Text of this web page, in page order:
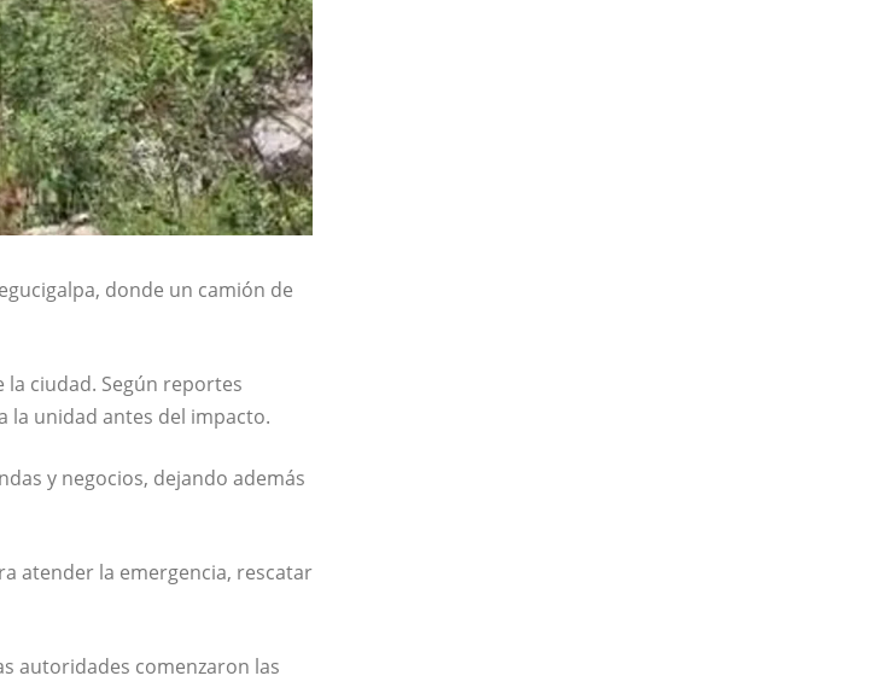
donde un camión de
ciudad. Según reportes
la unidad antes del impacto.
y negocios, dejando además
atender la emergencia, rescatar
autoridades comenzaron las